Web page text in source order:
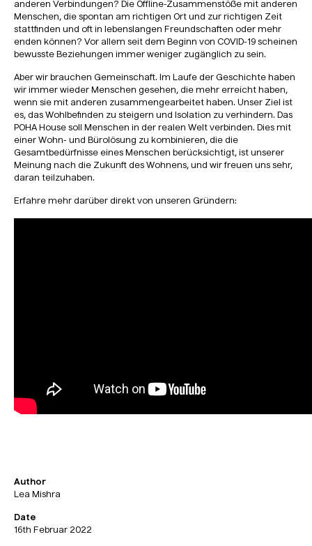
anderen Verbindungen? Die Offline-Zusammenstöße mit anderen
Menschen, die spontan am richtigen Ort und zur richtigen Zeit
stattfinden und oft in lebenslangen Freundschaften oder mehr
enden können? Vor allem seit dem Beginn von COVID-19 scheinen
bewusste Beziehungen immer weniger zugänglich zu sein.
Aber wir brauchen Gemeinschaft. Im Laufe der Geschichte haben
wir immer wieder Menschen gesehen, die mehr erreicht haben,
wenn sie mit anderen zusammengearbeitet haben. Unser Ziel ist
es, das Wohlbefinden zu steigern und Isolation zu verhindern. Das
POHA House soll Menschen in der realen Welt verbinden. Dies mit
einer Wohn- und Bürolösung zu kombinieren, die die
Gesamtbedürfnisse eines Menschen berücksichtigt, ist unserer
Meinung nach die Zukunft des Wohnens, und wir freuen uns sehr,
daran teilzuhaben.
Erfahre mehr darüber direkt von unseren Gründern:
Author
Lea Mishra
Date
16th Februar 2022